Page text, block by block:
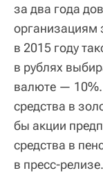
за два года
организациям
в 2015 году
в рублях
валюте — 10%.
средства в
бы акции
средства в
в пресс-релизе.